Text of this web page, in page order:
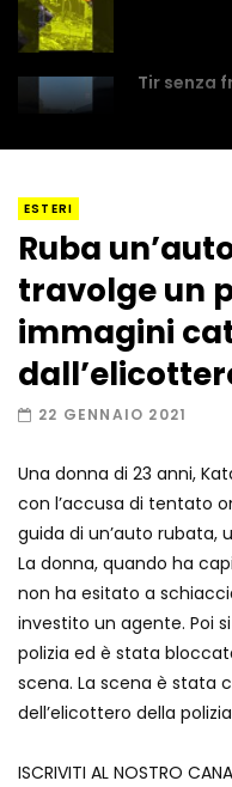
Tir senza
Due navi
Auto
incidente
ESTERI
Ruba
travolge un
immagini
22 GENNAIO 2021
Una donna di 23 anni,
con l’accusa di tentato
guida di un’auto rubata,
La donna, quando ha
non ha esitato a
investito un agente. Poi
polizia ed è stata
scena. La scena è stata
dell’elicottero della
ISCRIVITI AL NOSTRO